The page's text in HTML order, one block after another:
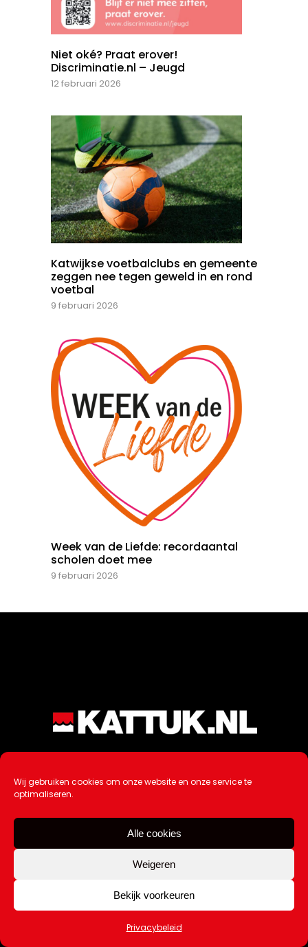
Wij gebruiken cookies om onze website en onze service te
optimaliseren.
Alle cookies
Weigeren
Bekijk voorkeuren
Privacybeleid
Niet oké? Praat erover!
Discriminatie.nl – Jeugd
12 februari 2026
Katwijkse voetbalclubs en gemeente
zeggen nee tegen geweld in en rond
voetbal
9 februari 2026
Week van de Liefde: recordaantal
scholen doet mee
9 februari 2026